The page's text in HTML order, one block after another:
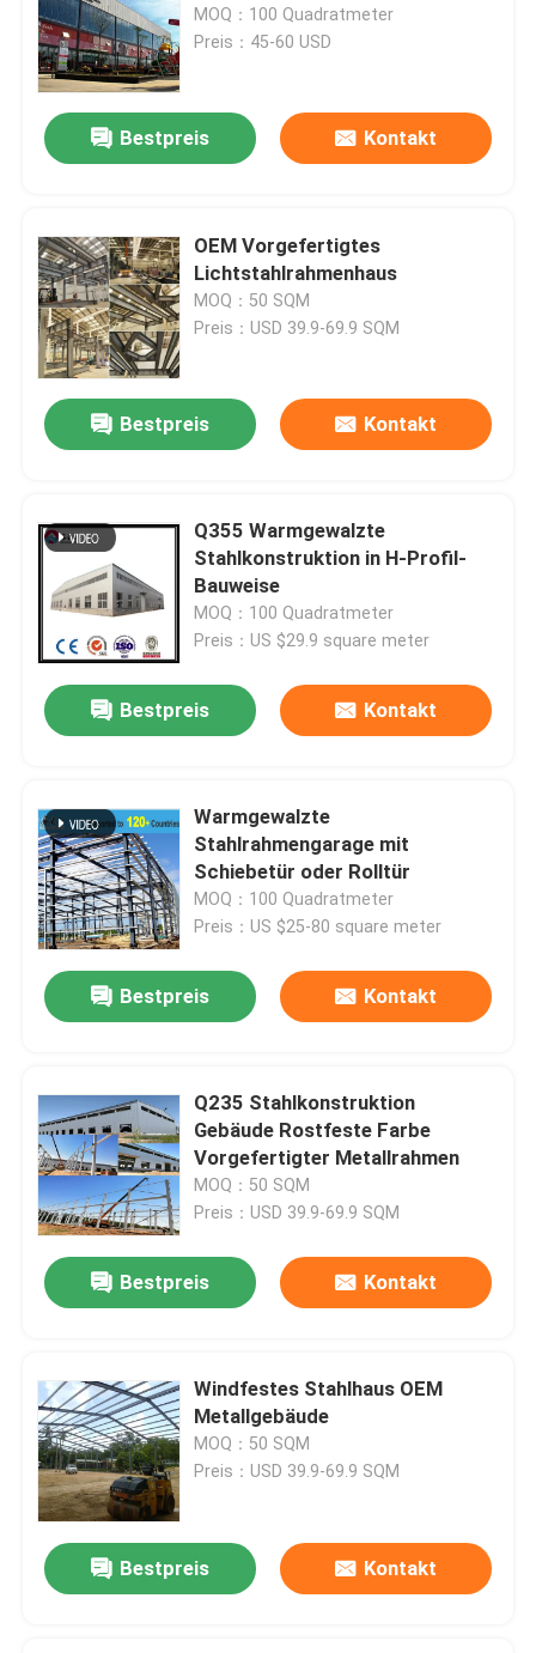
Zu Hause
MOQ：100 Quadratmeter
Preis：45-60 USD
Bestpreis Kontakt
OEM Vorgefertigtes
Lichtstahlrahmenhaus
MOQ：50 SQM
Preis：USD 39.9-69.9 SQM
Bestpreis Kontakt
Q355 Warmgewalzte
Stahlkonstruktion in H-Profil-
Bauweise
MOQ：100 Quadratmeter
Preis：US $29.9 square meter
Bestpreis Kontakt
Warmgewalzte
Stahlrahmengarage mit
Schiebetür oder Rolltür
MOQ：100 Quadratmeter
Preis：US $25-80 square meter
Bestpreis Kontakt
Q235 Stahlkonstruktion
Gebäude Rostfeste Farbe
Vorgefertigter Metallrahmen
MOQ：50 SQM
Preis：USD 39.9-69.9 SQM
Bestpreis Kontakt
Windfestes Stahlhaus OEM
Metallgebäude
MOQ：50 SQM
Preis：USD 39.9-69.9 SQM
Bestpreis Kontakt